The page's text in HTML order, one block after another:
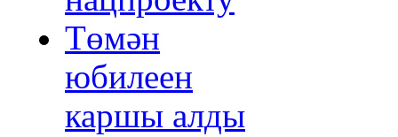
Төмән
юбилеен
каршы алды